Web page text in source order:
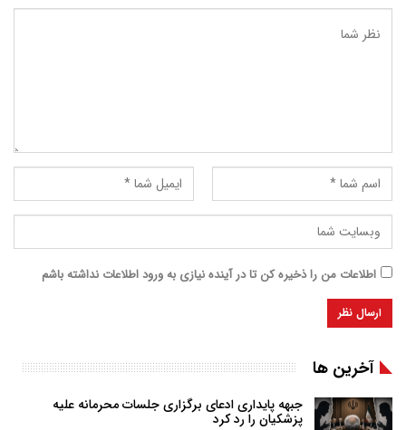
اطلاعات من را ذخیره کن تا در آینده نیازی به ورود اطلاعات نداشته باشم
آخرین ها
جبهه پایداری ادعای برگزاری جلسات محرمانه علیه
پزشکیان را رد کرد